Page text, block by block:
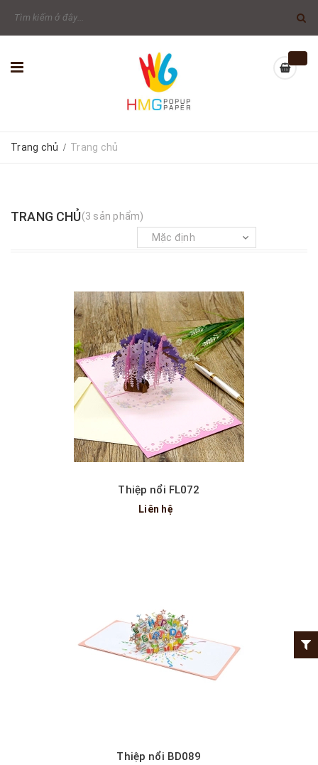
Trang chủ / Trang chủ
TRANG CHỦ(3 sản phẩm)
Thiệp nổi FL072
Liên hệ
Thiệp nổi BD089